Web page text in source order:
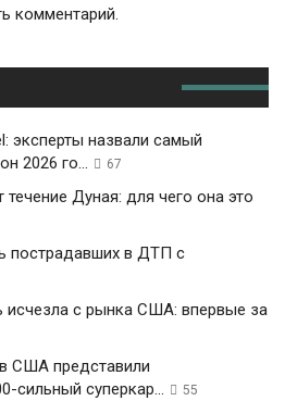
комментарий.
эксперты назвали самый
2026 го...
67
Дуная: для чего она это
пострадавших в ДТП с
исчезла с рынка США: впервые за
США представили
сильный суперкар...
55